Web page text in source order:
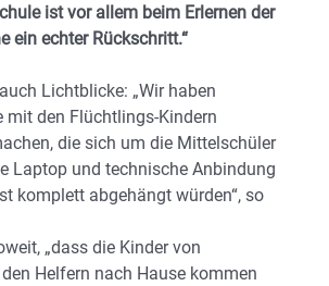
ist vor allem beim Erlernen der
ein echter Rückschritt.“
Lichtblicke: „Wir haben
mit den Flüchtlings-Kindern
die sich um die Mittelschüler
Laptop und technische Anbindung
komplett abgehängt würden“, so
„dass die Kinder von
Helfern nach Hause kommen